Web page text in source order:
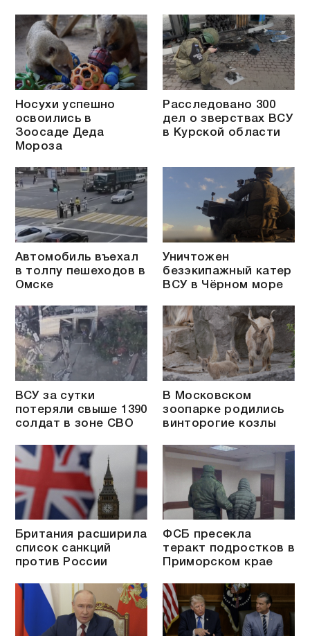
Носухи успешно
освоились в
Зоосаде Деда
Мороза
Расследовано 300
дел о зверствах ВСУ
в Курской области
Автомобиль въехал
в толпу пешеходов в
Омске
Уничтожен
безэкипажный катер
ВСУ в Чёрном море
ВСУ за сутки
потеряли свыше 1390
солдат в зоне СВО
В Московском
зоопарке родились
винторогие козлы
Британия расширила
список санкций
против России
ФСБ пресекла
теракт подростков в
Приморском крае